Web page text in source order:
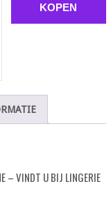
KOPEN
– VINDT U BIJ LINGERIE